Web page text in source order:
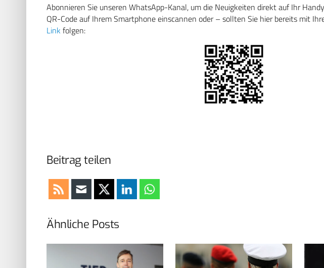
Abonnieren Sie unseren WhatsApp-Kanal, um die Neuigkeiten direkt auf Ihr
QR-Code auf Ihrem Smartphone einscannen oder – sollten Sie hier bereits mit
Link folgen:
Beitrag teilen
Ähnliche Posts